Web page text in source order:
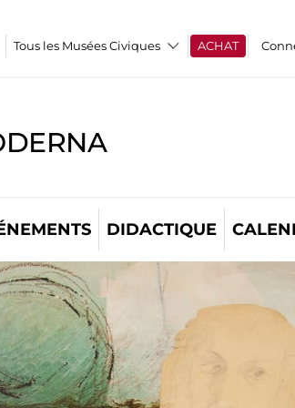
Tous les Musées Civiques ACHAT
DIDACTIQUE